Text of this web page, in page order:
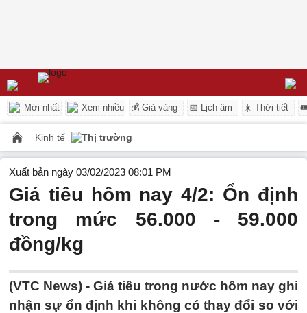
Mới nhất Xem nhiều 💰 Giá vàng 📅 Lịch âm ☀️ Thời tiết
Kinh tế Thị trường
Xuất bản ngày 03/02/2023 08:01 PM
Giá tiêu hôm nay 4/2: Ổn định
trong mức 56.000 - 59.000
đồng/kg
(VTC News) - Giá tiêu trong nước hôm nay ghi
nhận sự ổn định khi không có thay đổi so với